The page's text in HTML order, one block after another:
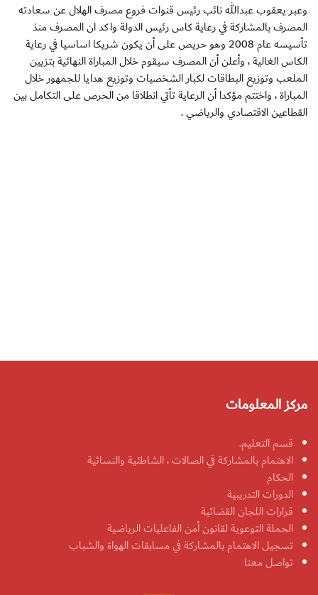
وعبر يعقوب عبدالله نائب رئيس قنوات فروع مصرف الهلال عن سعادته
المصرف بالمشاركة في رعاية كاس رئيس الدولة واكد ان المصرف منذ
تأسيسه عام 2008 وهو حريص على أن يكون شريكا اساسيا في رعاية
الكاس الغالية ، وأعلن أن المصرف سيقوم خلال المباراة النهائية بتزيين
الملعب وتوزيع البطاقات لكبار الشخصيات وتوزيع هدايا للجمهور خلال
المباراة ، واختتم مؤكدا أن الرعاية تأتي انطلاقا من الحرص على التكامل بين
القطاعين الاقتصادي والرياضي .
مركز المعلومات
قسم التعليم.
الاهتمام بالمشاركة في الصالات ، الشاطئية والنسائية
الحكام
الدورات التدريبية
قرارات اللجان القضائية
الحملة التوعوية لقانون أمن الفاعليات الرياضية
تسجيل الاهتمام بالمشاركة في مسابقات الهواة والشباب
تواصل معنا